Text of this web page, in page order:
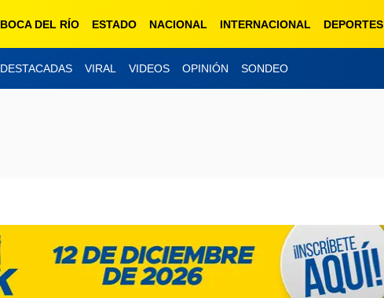
BOCA DEL RÍO ESTADO NACIONAL INTERNACIONAL DEPORTES
DESTACADAS VIRAL VIDEOS OPINIÓN SONDEO